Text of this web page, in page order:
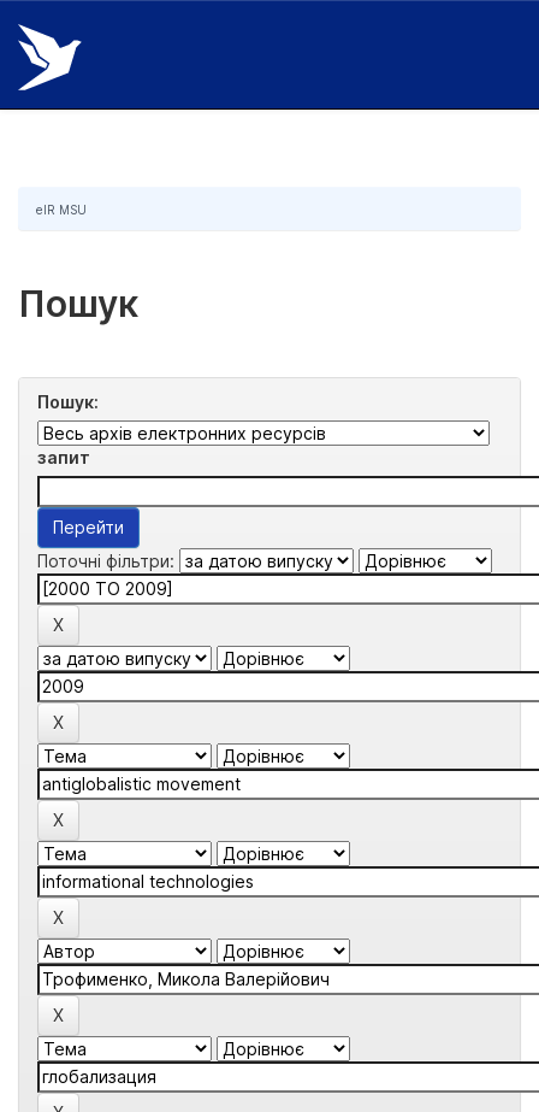
Skip
navigation
eIR MSU
Пошук
Пошук:
запит
Поточні фільтри: